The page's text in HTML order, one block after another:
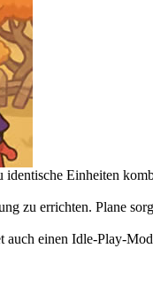
Einheiten
zu errichten. Plane
auch einen Idle-Play-